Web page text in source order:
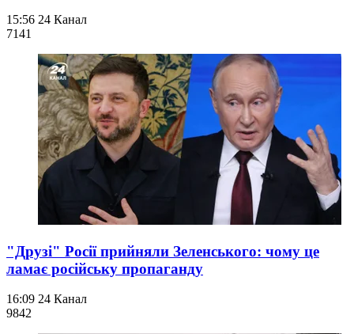
15:56 24 Канал
7141
"Друзі" Росії прийняли Зеленського: чому це
ламає російську пропаганду
16:09 24 Канал
9842